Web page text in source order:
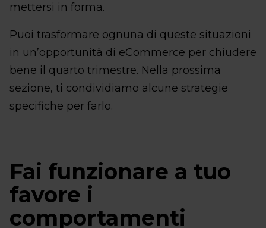
mettersi in forma.
Puoi trasformare ognuna di queste situazioni
in un’opportunità di eCommerce per chiudere
bene il quarto trimestre. Nella prossima
sezione, ti condividiamo alcune strategie
specifiche per farlo.
Fai funzionare a tuo
favore i
comportamenti